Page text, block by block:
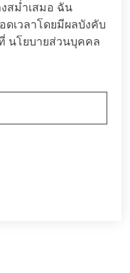
สม่ำเสมอ ฉัน
เวลาโดยมีผลบังคับ
นโยบายส่วนบุคคล